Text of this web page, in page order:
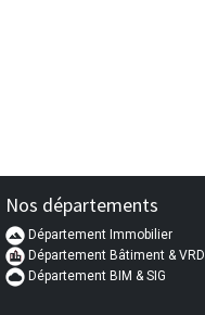
Nos départements
Département Immobilier
Département Bâtiment & VRD
Département BIM & SIG